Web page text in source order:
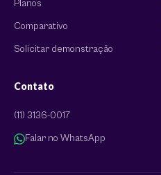
Planos
Comparativo
Solicitar demonstração
Contato
(11) 3136-0017
Falar no WhatsApp